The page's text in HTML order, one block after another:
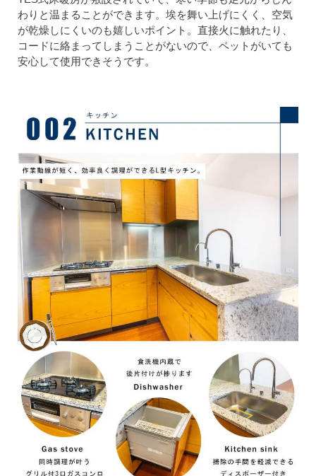
わりと温まることができます。埃を舞い上げにくく、空気
が乾燥しにくいのも嬉しいポイント。直接火に触れたり、
コードに絡まってしまうことがないので、ペットがいても
安心して使用できそうです。